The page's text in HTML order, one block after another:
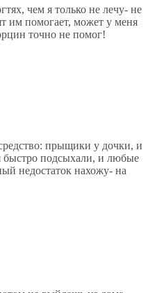
чем я только не лечу- не
им помогает, может у меня
точно не помог!
прыщики у дочки, и
быстро подсыхали, и любые
недостаток нахожу- на